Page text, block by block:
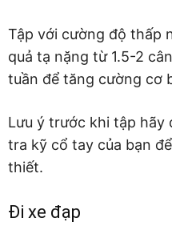
Tập với cường độ thấp
quả tạ nặng từ 1.5-2
tuần để tăng cường cơ
Lưu ý trước khi tập hãy
tra kỹ cổ tay của bạn
thiết.
Đi xe đạp